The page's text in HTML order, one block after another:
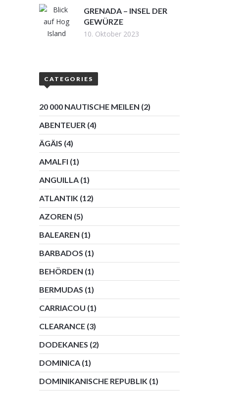
GRENADA – INSEL DER
GEWÜRZE
10. Oktober 2023
CATEGORIES
20 000 NAUTISCHE MEILEN (2)
ABENTEUER (4)
ÄGÄIS (4)
AMALFI (1)
ANGUILLA (1)
ATLANTIK (12)
AZOREN (5)
BALEAREN (1)
BARBADOS (1)
BEHÖRDEN (1)
BERMUDAS (1)
CARRIACOU (1)
CLEARANCE (3)
DODEKANES (2)
DOMINICA (1)
DOMINIKANISCHE REPUBLIK (1)